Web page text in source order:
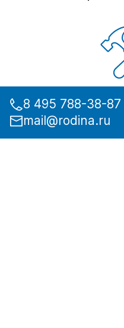
8 495 788-38-87
mail@rodina.ru